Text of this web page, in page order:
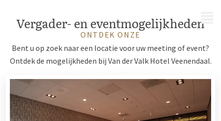
Vergader- en eventmogelijkheden
ONTDEK ONZE
Bent u op zoek naar een locatie voor uw meeting of event?
Ontdek de mogelijkheden bij Van der Valk Hotel Veenendaal.